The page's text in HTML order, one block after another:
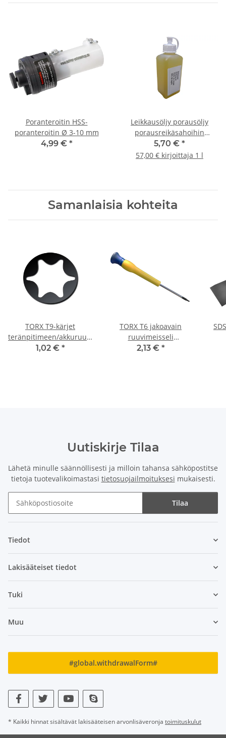
Poranteroitin HSS-
poranteroitin Ø 3-10 mm
4,99 € *
Leikkausöljy porausöljy
porausreikäsahoihin
metallipora 100ml
5,70 € *
57,00 € kirjoittaja 1 l
Samanlaisia kohteita
TORX T9-kärjet
teränpitimeen/akkuruuvimeisseliin/iskuavaimen
materiaaliin 25 mm
1,02 € *
TORX T6 jakoavain
ruuvimeisseli
ruuvimeisseli
2,13 € *
Uutiskirje Tilaa
Lähetä minulle säännöllisesti ja milloin tahansa sähköpostitse
tietoja tuotevalikoimastasi tietosuojailmoituksesi mukaisesti.
Tilaa
Tiedot
Lakisääteiset tiedot
Tuki
Muu
#global.withdrawalForm#
* Kaikki hinnat sisältävät lakisääteisen arvonlisäveronja toimituskulut